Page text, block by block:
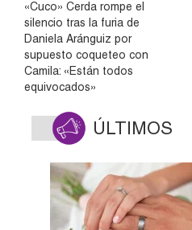
«Cuco» Cerda rompe el
silencio tras la furia de
Daniela Aránguiz por
supuesto coqueteo con
Camila: «Están todos
equivocados»
ÚLTIMOS